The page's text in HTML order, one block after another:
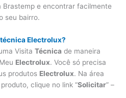
Brastemp e encontrar facilmente
seu bairro.
Electrolux?
VisitaTécnica de maneira
Electrolux. Você só precisa
produtos Electrolux. Na área
clique no link “Solicitar” –